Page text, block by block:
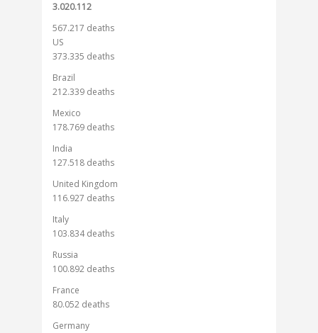
3.020.112
567.217 deaths
US
373.335 deaths
Brazil
212.339 deaths
Mexico
178.769 deaths
India
127.518 deaths
United Kingdom
116.927 deaths
Italy
103.834 deaths
Russia
100.892 deaths
France
80.052 deaths
Germany